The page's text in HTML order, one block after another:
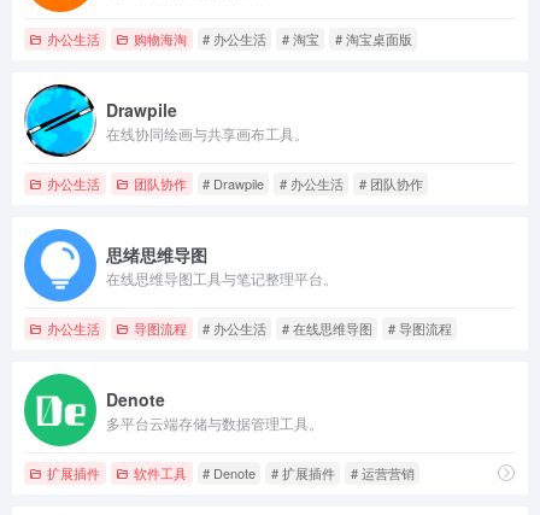
办公生活 购物海淘 # 办公生活 # 淘宝 # 淘宝桌面版
Drawpile
在线协同绘画与共享画布工具。
办公生活 团队协作 # Drawpile # 办公生活 # 团队协作
思绪思维导图
在线思维导图工具与笔记整理平台。
办公生活 导图流程 # 办公生活 # 在线思维导图 # 导图流程
Denote
多平台云端存储与数据管理工具。
扩展插件 软件工具 # Denote # 扩展插件 # 运营营销